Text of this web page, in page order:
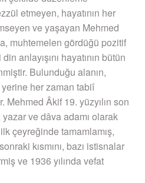
etmeyen, hayatının her
ve yaşayan Mehmed
muhtemelen gördüğü pozitif
anlayışını hayatının bütün
Bulunduğu alanın,
her zaman tabiî
Mehmed Âkif 19. yüzyılın son
ve dâva adamı olarak
ilk çeyreğinde tamamlamış,
kısmını, bazı istisnalar
ve 1936 yılında vefat